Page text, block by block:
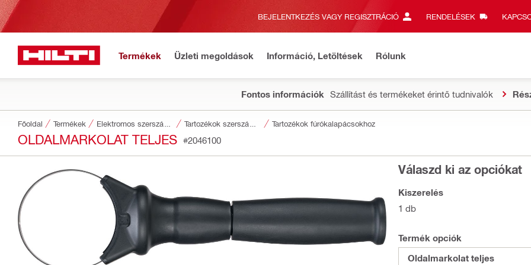
BEJELENTKEZÉS VAGY REGISZTRÁCIÓ RENDELÉSEK
Termékek Üzleti megoldások Információ, Letöltések Rólunk
Fontos információk Szállítást és termékeket érintő tudnivalók
Főoldal Termékek Tartozékok fúrókalapácsokhoz
OLDALMARKOLAT TELJES #2046100
Válaszd ki az opciókat
Kiszerelés
1 db
Termék opciók
Oldalmarkolat teljes